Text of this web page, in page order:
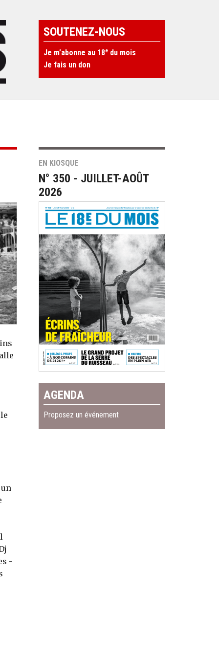
SOUTENEZ-NOUS
Je m’abonne au 18e du mois
Je fais un don
-
EN KIOSQUE
N° 350 - JUILLET-AOÛT
2026
AGENDA
Proposez un événement